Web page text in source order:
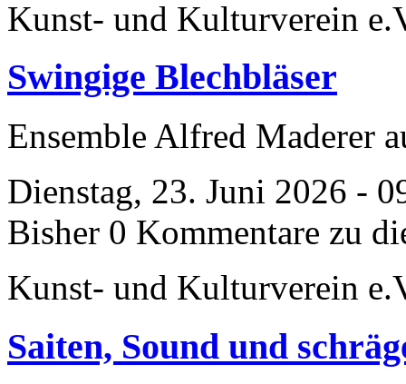
Kunst- und Kulturverein
Swingige Blechbläser
Ensemble Alfred Maderer
Dienstag, 23. Juni 2026 -
Bisher 0 Kommentare zu
Kunst- und Kulturverein
Saiten, Sound und